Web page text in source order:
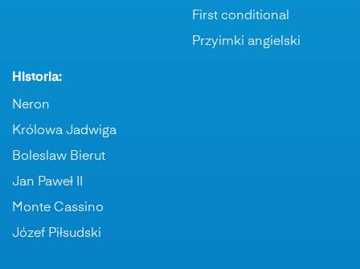
First conditional
Przyimki angielski
Historia:
Neron
Królowa Jadwiga
Boleslaw Bierut
Jan Paweł II
Monte Cassino
Józef Piłsudski